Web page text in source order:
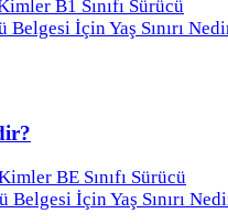
B1 Sınıfı Sürücü
İçin Yaş Sınırı
BE Sınıfı Sürücü
Belgesi İçin Yaş Sınırı